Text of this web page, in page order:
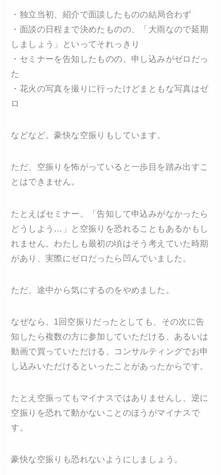
・独立当初、紹介で面談したものの結局合わず
・面談の日程まで決めたものの、「大雨なので延期
しましょう」といってそれっきり
・セミナーを告知したものの、申し込みがゼロだっ
た
・花火の写真を撮りに行ったけどまともな写真はゼ
ロ
などなど。豪快な空振りもしています。
ただ、空振りを怖がっていると一歩目を踏み出すこ
とはできません。
たとえばセミナー。「告知して申込みがなかったら
どうしよう…」と空振りを恐れることもあるかもし
れません。わたしも最初の頃はそう考えていた時期
があり、実際にゼロだったら凹んでいました。
ただ、途中から気にするのをやめました。
なぜなら、1回空振りだったとしても、その次に告
知したら複数の方に参加していただける、あるいは
動画で買っていただける、コンサルティングでお申
し込みいただけるといったことがあったからです。
たとえ空振ってもマイナスではありませんし、逆に
空振りを恐れて動かないことのほうがマイナスで
す。
豪快な空振りも恐れないようにしましょう。